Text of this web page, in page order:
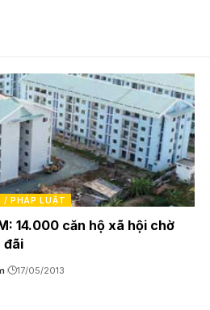
/ PHÁP LUẬT
14.000 căn hộ xã hội chờ
đãi
17/05/2013